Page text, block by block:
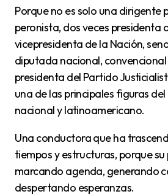
Porque no es solo una dirigente política: es militante
peronista, dos veces presidenta
vicepresidenta de la Nación,
diputada nacional,
presidenta del Partido
una de las principales figuras
nacional y latinoamericano.
Una conductora que ha trascendido fronteras,
tiempos y estructuras, porque
marcando agenda, generando
despertando esperanzas.